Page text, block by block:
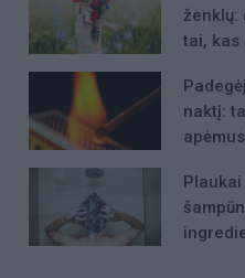
ženklų:
tai, kas
naktį: